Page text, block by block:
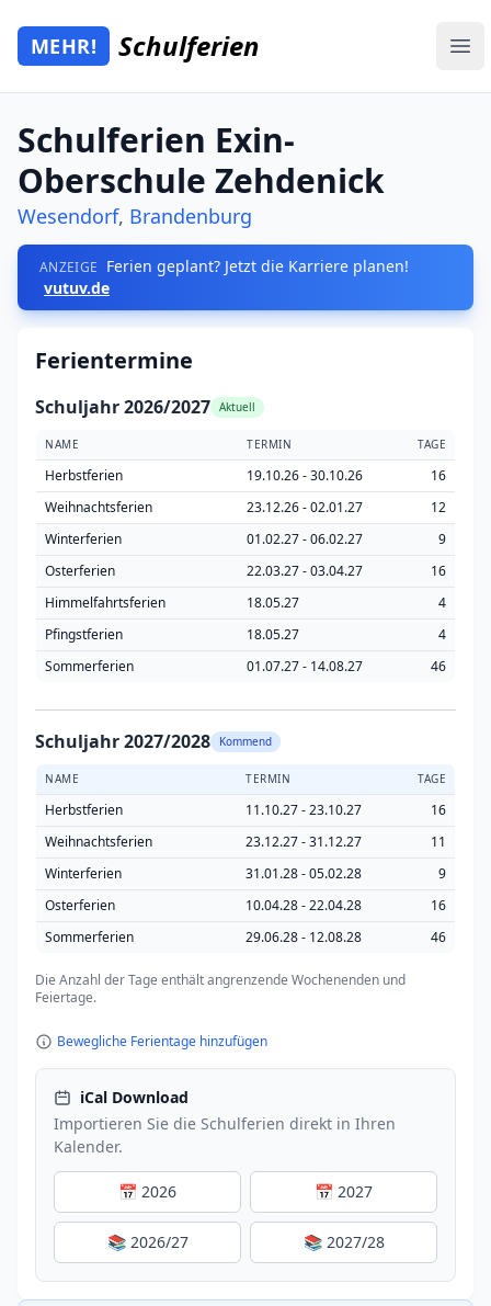
Zum Hauptinhalt springen
Mehr Schulferien
MEHR! Schulferien
Schulferien Exin-
Oberschule Zehdenick
Wesendorf, Brandenburg
ANZEIGE Ferien geplant? Jetzt die Karriere planen!
vutuv.de
Ferientermine
Schuljahr 2026/2027 Aktuell
NAME TERMIN TAGE
Herbstferien 19.10.26 - 30.10.26
16
Weihnachtsferien
23.12.26 - 02.01.27
12
Winterferien
01.02.27 - 06.02.27
9
Osterferien
22.03.27 - 03.04.27
16
Himmelfahrtsferien
18.05.27
4
Pfingstferien
18.05.27
4
Sommerferien
01.07.27 - 14.08.27 46
Schuljahr 2027/2028 Kommend
NAME TERMIN TAGE
Herbstferien 11.10.27 - 23.10.27
16
Weihnachtsferien
23.12.27 - 31.12.27
11
Winterferien
31.01.28 - 05.02.28
9
Osterferien
10.04.28 - 22.04.28
16
Sommerferien
29.06.28 - 12.08.28 46
Die Anzahl der Tage enthält angrenzende Wochenenden und
Feiertage.
Bewegliche Ferientage hinzufügen
iCal Download
Importieren Sie die Schulferien direkt in Ihren
Kalender.
📅 2026 📅 2027
📚 2026/27 📚 2027/28